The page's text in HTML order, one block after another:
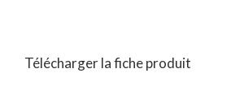
Télécharger la fiche produit